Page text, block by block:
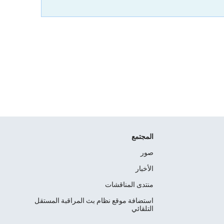
المجتمع
صور
الأخبار
منتدى المناقشات
استضافة موقع نظام بث المراقبة المستقل
التلقائي